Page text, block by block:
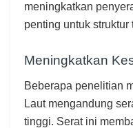
meningkatkan
penting untuk struktur
Meningkatkan
Beberapa penelitian
Laut mengandung
tinggi. Serat ini